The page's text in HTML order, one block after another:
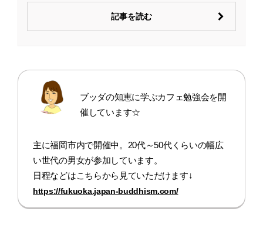
記事を読む
ブッダの知恵に学ぶカフェ勉強会を開
催しています☆
主に福岡市内で開催中。20代～50代くらいの幅広
い世代の男女が参加しています。
日程などはこちらから見ていただけます↓
https://fukuoka.japan-buddhism.com/